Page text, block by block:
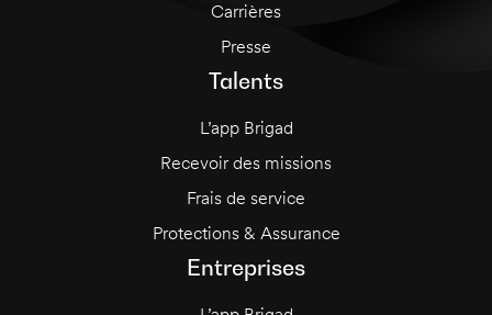
Carrières
Presse
Talents
L’app Brigad
Recevoir des missions
Frais de service
Protections & Assurance
Entreprises